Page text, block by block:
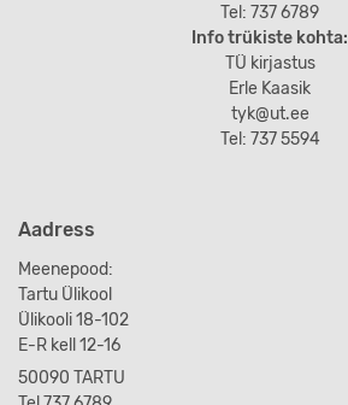
Tel: 737 6789
Info trükiste kohta:
TÜ kirjastus
Erle Kaasik
tyk@ut.ee
Tel: 737 5594
Aadress
Meenepood:
Tartu Ülikool
Ülikooli 18-102
E-R kell 12-16
50090 TARTU